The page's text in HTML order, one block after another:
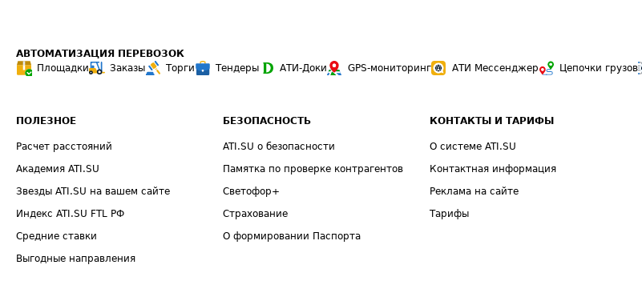
АВТОМАТИЗАЦИЯ ПЕРЕВОЗОК
Площадки
Заказы Торги Тендеры АТИ-Доки GPS-мониторинг АТИ Мессенджер Цепочки грузов
ПОЛЕЗНОЕ
Расчет расстояний
Академия ATI.SU
Звезды ATI.SU на вашем сайте
Индекс ATI.SU FTL РФ
Средние ставки
Выгодные направления
БЕЗОПАСНОСТЬ
ATI.SU о безопасности
Памятка по проверке контрагентов
Светофор+
Страхование
О формировании Паспорта
КОНТАКТЫ И ТАРИФЫ
О системе ATI.SU
Контактная информация
Реклама на сайте
Тарифы